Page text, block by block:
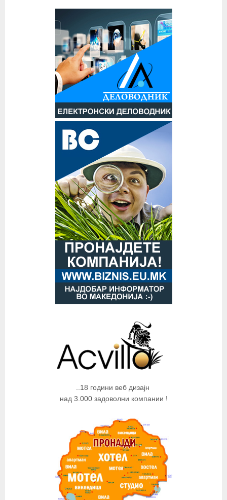
..18 години веб дизајн
над 3.000 задоволни компании !